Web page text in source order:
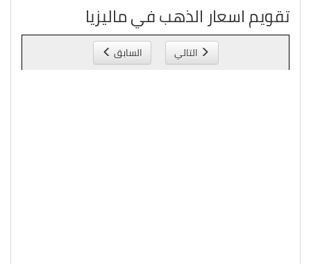
تقويم اسعار الذهب في ماليزيا
التالي السابق